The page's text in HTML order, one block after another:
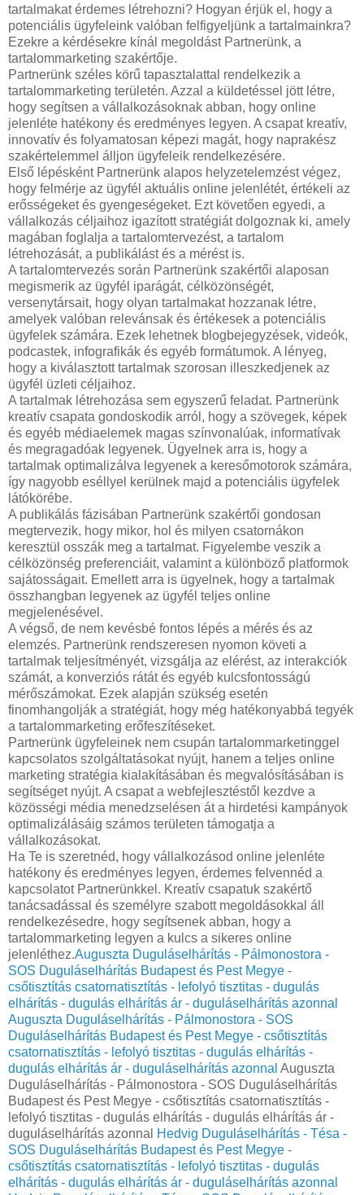
tartalmakat érdemes létrehozni? Hogyan érjük el, hogy a
potenciális ügyfeleink valóban felfigyeljünk a tartalmainkra?
Ezekre a kérdésekre kínál megoldást Partnerünk, a
tartalommarketing szakértője.
Partnerünk széles körű tapasztalattal rendelkezik a
tartalommarketing területén. Azzal a küldetéssel jött létre,
hogy segítsen a vállalkozásoknak abban, hogy online
jelenléte hatékony és eredményes legyen. A csapat kreatív,
innovatív és folyamatosan képezi magát, hogy naprakész
szakértelemmel álljon ügyfeleik rendelkezésére.
Első lépésként Partnerünk alapos helyzetelemzést végez,
hogy felmérje az ügyfél aktuális online jelenlétét, értékeli az
erősségeket és gyengeségeket. Ezt követően egyedi, a
vállalkozás céljaihoz igazított stratégiát dolgoznak ki, amely
magában foglalja a tartalomtervezést, a tartalom
létrehozását, a publikálást és a mérést is.
A tartalomtervezés során Partnerünk szakértői alaposan
megismerik az ügyfél iparágát, célközönségét,
versenytársait, hogy olyan tartalmakat hozzanak létre,
amelyek valóban relevánsak és értékesek a potenciális
ügyfelek számára. Ezek lehetnek blogbejegyzések, videók,
podcastek, infografikák és egyéb formátumok. A lényeg,
hogy a kiválasztott tartalmak szorosan illeszkedjenek az
ügyfél üzleti céljaihoz.
A tartalmak létrehozása sem egyszerű feladat. Partnerünk
kreatív csapata gondoskodik arról, hogy a szövegek, képek
és egyéb médiaelemek magas színvonalúak, informatívak
és megragadóak legyenek. Ügyelnek arra is, hogy a
tartalmak optimalizálva legyenek a keresőmotorok számára,
így nagyobb eséllyel kerülnek majd a potenciális ügyfelek
látókörébe.
A publikálás fázisában Partnerünk szakértői gondosan
megtervezik, hogy mikor, hol és milyen csatornákon
keresztül osszák meg a tartalmat. Figyelembe veszik a
célközönség preferenciáit, valamint a különböző platformok
sajátosságait. Emellett arra is ügyelnek, hogy a tartalmak
összhangban legyenek az ügyfél teljes online
megjelenésével.
A végső, de nem kevésbé fontos lépés a mérés és az
elemzés. Partnerünk rendszeresen nyomon követi a
tartalmak teljesítményét, vizsgálja az elérést, az interakciók
számát, a konverziós rátát és egyéb kulcsfontosságú
mérőszámokat. Ezek alapján szükség esetén
finomhangolják a stratégiát, hogy még hatékonyabbá tegyék
a tartalommarketing erőfeszítéseket.
Partnerünk ügyfeleinek nem csupán tartalommarketinggel
kapcsolatos szolgáltatásokat nyújt, hanem a teljes online
marketing stratégia kialakításában és megvalósításában is
segítséget nyújt. A csapat a webfejlesztéstől kezdve a
közösségi média menedzselésen át a hirdetési kampányok
optimalizálásáig számos területen támogatja a
vállalkozásokat.
Ha Te is szeretnéd, hogy vállalkozásod online jelenléte
hatékony és eredményes legyen, érdemes felvennéd a
kapcsolatot Partnerünkkel. Kreatív csapatuk szakértő
tanácsadással és személyre szabott megoldásokkal áll
rendelkezésedre, hogy segítsenek abban, hogy a
tartalommarketing legyen a kulcs a sikeres online
jelenléthez.Auguszta Duguláselhárítás - Pálmonostora -
SOS Duguláselhárítás Budapest és Pest Megye -
csőtisztítás csatornatisztítás - lefolyó tisztitas - dugulás
elhárítás - dugulás elhárítás ár - duguláselhárítás azonnal
Auguszta Duguláselhárítás - Pálmonostora - SOS
Duguláselhárítás Budapest és Pest Megye - csőtisztítás
csatornatisztítás - lefolyó tisztitas - dugulás elhárítás -
dugulás elhárítás ár - duguláselhárítás azonnal Auguszta
Duguláselhárítás - Pálmonostora - SOS Duguláselhárítás
Budapest és Pest Megye - csőtisztítás csatornatisztítás -
lefolyó tisztitas - dugulás elhárítás - dugulás elhárítás ár -
duguláselhárítás azonnal
Hedvig Duguláselhárítás - Tésa -
SOS Duguláselhárítás Budapest és Pest Megye -
csőtisztítás csatornatisztítás - lefolyó tisztitas - dugulás
elhárítás - dugulás elhárítás ár - duguláselhárítás azonnal